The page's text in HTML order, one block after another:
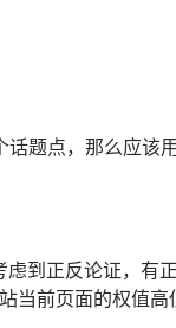
题点，那么应该
到正反论证，有
当前页面的权值